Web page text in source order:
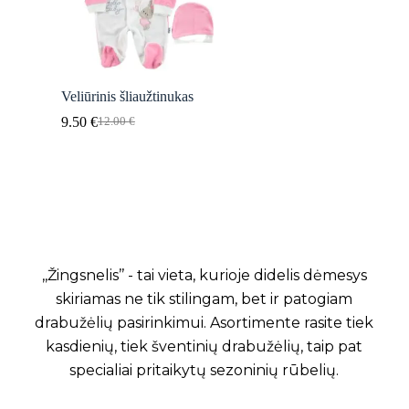
Veliūrinis šliaužtinukas
12.00€
Original
9.50 €Current
,,Žingsnelis’’ - tai vieta, kurioje didelis dėmesys
skiriamas ne tik stilingam, bet ir patogiam
drabužėlių pasirinkimui. Asortimente rasite tiek
kasdienių, tiek šventinių drabužėlių, taip pat
specialiai pritaikytų sezoninių rūbelių.